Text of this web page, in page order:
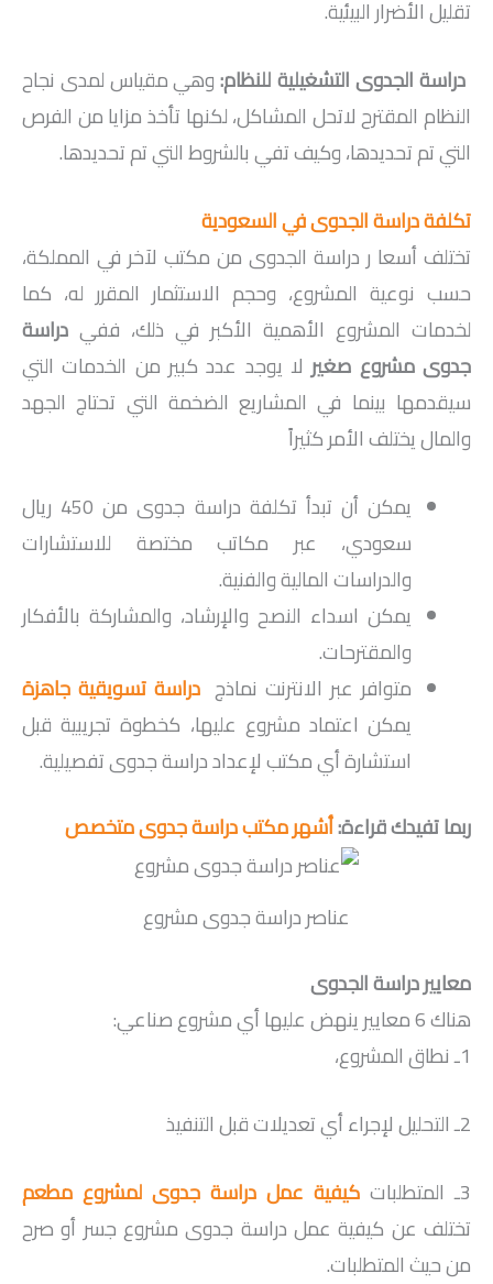
تقليل الأضرار البيئية.
دراسة الجدوى التشغيلية للنظام:وهي مقياس لمدى نجاح
النظام المقترح لاتحل المشاكل، لكنها تأخذ مزايا من الفرص
التي تم تحديدها، وكيف تفي بالشروط التي تم تحديدها.
تكلفة دراسة الجدوى في السعودية
تختلف أسعا ر دراسة الجدوى من مكتب لآخر في المملكة،
حسب نوعية المشروع، وحجم الاستثمار المقرر له، كما
لخدمات المشروع الأهمية الأكبر في ذلك، ففي دراسة
جدوى مشروع صغير لا يوجد عدد كبير من الخدمات التي
سيقدمها بينما في المشاريع الضخمة التي تحتاج الجهد
والمال يختلف الأمر كثيراً
يمكن أن تبدأ تكلفة دراسة جدوى من 450 ريال
سعودي، عبر مكاتب مختصة للاستشارات
والدراسات المالية والفنية.
يمكن اسداء النصح والإرشاد، والمشاركة بالأفكار
والمقترحات.
متوافر عبر الانترنت نماذجدراسة تسويقية جاهزة
يمكن اعتماد مشروع عليها، كخطوة تجريبية قبل
استشارة أي مكتب لإعداد دراسة جدوى تفصيلية.
ربما تفيدك قراءة:أشهر مكتب دراسة جدوى متخصص
عناصر دراسة جدوى مشروع
معايير دراسة الجدوى
هناك 6 معايير ينهض عليها أي مشروع صناعي:
1ـ نطاق المشروع،
2ـ التحليل لإجراء أي تعديلات قبل التنفيذ
3ـ المتطلبات
كيفية عمل دراسة جدوى لمشروع مطعم
تختلف عن كيفية عمل دراسة جدوى مشروع جسر أو صرح
من حيث المتطلبات.